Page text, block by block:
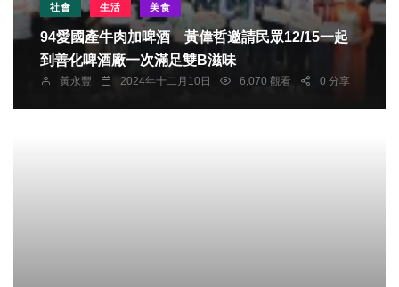
社會 生活 美食
94愛國產牛肉加啤酒 黃偉哲邀請民眾12/15一起
到善化啤酒廠一次滿足雙B滋味
黃永豐 2024年十二月10日 6,070 觀看 0 分享